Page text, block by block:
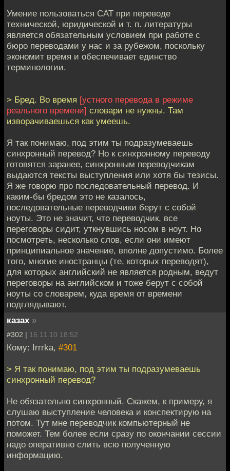
Умение пользоваться CAT при переводе
технической, юридической и т. п. литературы
является обязательным условием при работе с
бюро переводами у нас и за рубежом, поскольку
экономит время и обеспечивает единство
терминологии.
> Бред. Во время [устного перевода в режиме
реального времени] словари не нужны. Там
изворачиваешься как умеешь.
Я так понимаю, под этим ты подразумеваешь
синхронный перевод? Но к синхронному переводу
готовятся заранее, синхронным переводчикам
выдаются тексты выступления или хотя бы тезисы.
Я же говорю про последовательный перевод. И
каким-бы бредом это не казалось,
последовательные переводчики берут с собой
ноуты. Это не значит, что переводчик, все
переговоры сидит, уткнувшись носом в ноут. Но
посмотреть, несколько слов, если они имеют
принципиальное значение, вполне допустимо. Более
того, многие иностранцы (те, которых переводят),
для которых английский не является родным, ведут
переговоры на английском и тоже берут с собой
ноуты со словарем, куда время от времени
подглядывают.
казах »
#302 | 16.11.10 18:52
Кому: Irrrka, #301
> Я так понимаю, под этим ты подразумеваешь
синхронный перевод?
Не обязательно синхронный. Скажем, к примеру, я
слушаю выступление человека и конспектирую на
потом. Тут мне переводчик компьютерный не
поможет. Тем более если сразу по окончании сессии
надо оперативно слить всю полученную
информацию.